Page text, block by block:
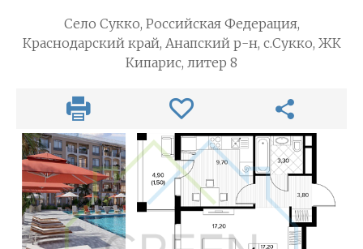
Село Сукко, Российская Федерация,
Краснодарский край, Анапский р-н, с.Сукко, ЖК
Кипарис, литер 8